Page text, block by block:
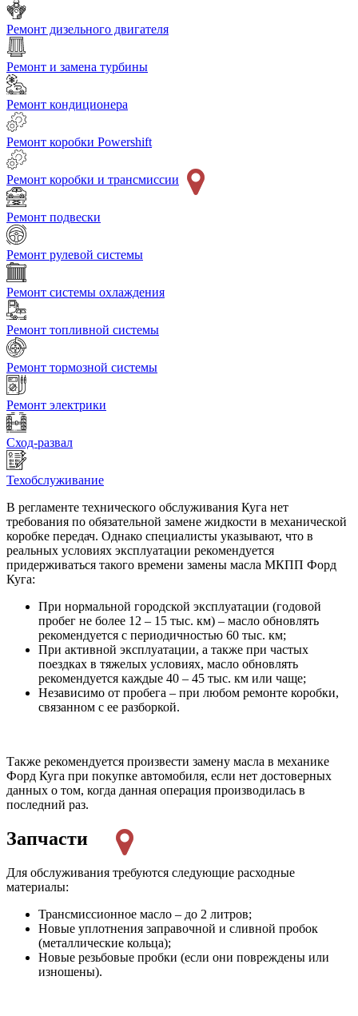
Ремонт дизельного двигателя
Ремонт и замена турбины
Ремонт кондиционера
Ремонт коробки Powershift
Ремонт коробки и трансмиссии
Ремонт подвески
Ремонт рулевой системы
Ремонт системы охлаждения
Ремонт топливной системы
Ремонт тормозной системы
Ремонт электрики
Сход-развал
Техобслуживание
В регламенте технического обслуживания Куга нет
требования по обязательной замене жидкости в механической
коробке передач. Однако специалисты указывают, что в
реальных условиях эксплуатации рекомендуется
придерживаться такого времени замены масла МКПП Форд
Куга:
При нормальной городской эксплуатации (годовой
пробег не более 12 – 15 тыс. км) – масло обновлять
рекомендуется с периодичностью 60 тыс. км;
При активной эксплуатации, а также при частых
поездках в тяжелых условиях, масло обновлять
рекомендуется каждые 40 – 45 тыс. км или чаще;
Независимо от пробега – при любом ремонте коробки,
связанном с ее разборкой.
Также рекомендуется произвести замену масла в механике
Форд Куга при покупке автомобиля, если нет достоверных
данных о том, когда данная операция производилась в
последний раз.
Запчасти
Для обслуживания требуются следующие расходные
материалы:
Трансмиссионное масло – до 2 литров;
Новые уплотнения заправочной и сливной пробок
(металлические кольца);
Новые резьбовые пробки (если они повреждены или
изношены).